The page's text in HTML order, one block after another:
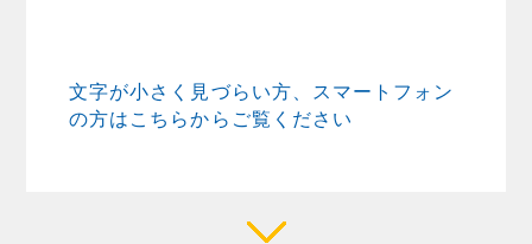
文字が小さく見づらい方、スマートフォン
の方はこちらからご覧ください